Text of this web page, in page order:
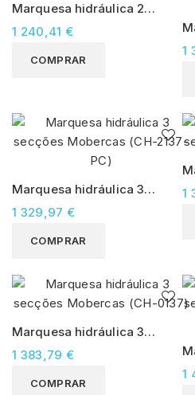
Marquesa hidráulica 2
secções Mobercas (CH-
1 240,41 €
COMPRAR
1
Marquesa hidráulica 3
secções Mobercas (CH-
2137-PC)
1 329,97 €
COMPRAR
1
Marquesa hidráulica 3
secções Mobercas (CH-
1 383,79 €
COMPRAR
1